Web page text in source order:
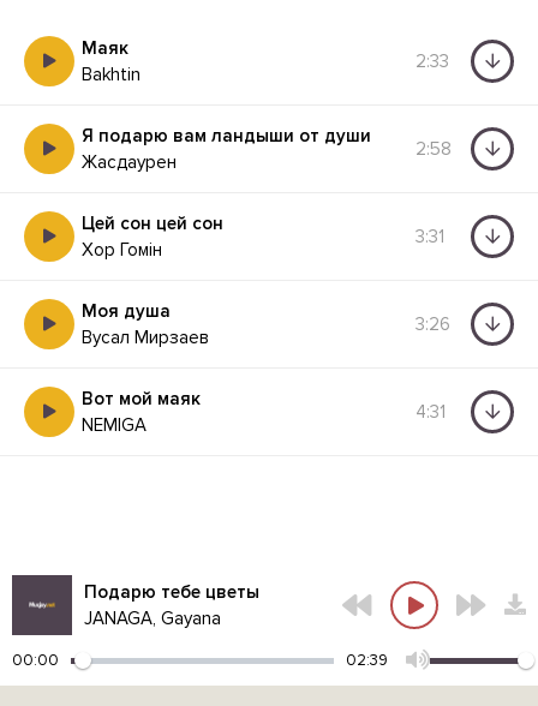
Маяк
Bakhtin
2:33
Я подарю вам ландыши от души
Жасдаурен
2:58
Цей сон цей сон
Хор Гомін
3:31
Моя душа
Вусал Мирзаев
3:26
Вот мой маяк
NEMIGA
4:31
Подарю тебе цветы
JANAGA, Gayana
00:00 02:39